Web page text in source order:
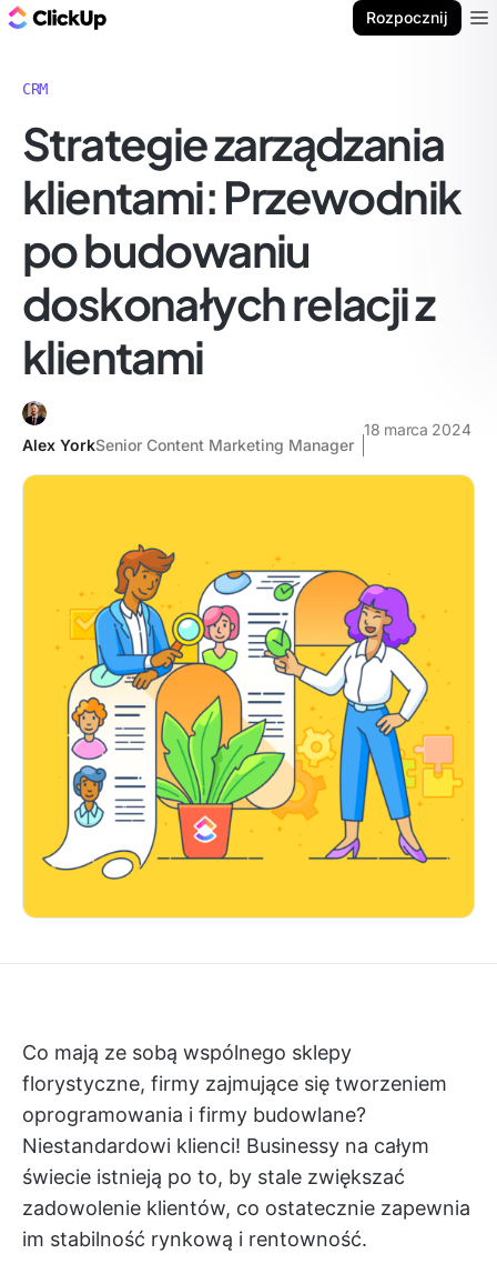
Rozpocznij
CRM
Strategie zarządzania
klientami: Przewodnik
po budowaniu
doskonałych relacji z
klientami
Alex YorkSenior Content Marketing Manager
18 marca 2024
Co mają ze sobą wspólnego sklepy
florystyczne, firmy zajmujące się tworzeniem
oprogramowania i firmy budowlane?
Niestandardowi klienci! Businessy na całym
świecie istnieją po to, by stale zwiększać
zadowolenie klientów, co ostatecznie zapewnia
im stabilność rynkową i rentowność.